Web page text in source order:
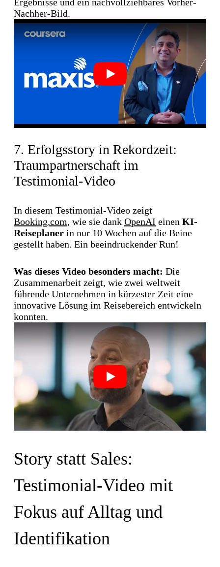
Nachher-Bild.
Play
7. Erfolgsstory in Rekordzeit:
Traumpartnerschaft im
Testimonial-Video
In diesem Testimonial-Video zeigt
Booking.com, wie sie dank OpenAI einen KI-
Reiseplaner in nur 10 Wochen auf die Beine
gestellt haben. Ein beeindruckender Run!
Was dieses Video besonders macht: Die
Zusammenarbeit zeigt, wie zwei weltweit
führende Unternehmen in kürzester Zeit eine
innovative Lösung im Reisebereich entwickeln
konnten.
Play
Story statt Sales:
Testimonial-Video mit
Fokus auf Alltag und
Identifikation